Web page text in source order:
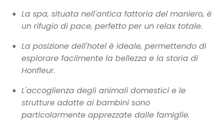
La spa, situata nell'antica fattoria del maniero, è
un rifugio di pace, perfetto per un relax totale.
La posizione dell'hotel è ideale, permettendo di
esplorare facilmente la bellezza e la storia di
Honfleur.
L'accoglienza degli animali domestici e le
strutture adatte ai bambini sono
particolarmente apprezzate dalle famiglie.